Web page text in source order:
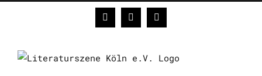
FacebookInstagram
E-
Mail